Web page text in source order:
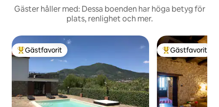
Gäster håller med: Dessa boenden har höga betyg för
plats, renlighet och mer.
Populär gästfavorit
Gästfavorit Populär
Gästfavorit